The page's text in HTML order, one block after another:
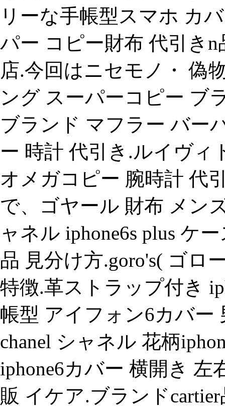
リーな手帳型スマホ カ
パー コピー財布 代引き
店.今回はニセモノ・ 偽
ング スーパーコピー ブ
ブランド マフラー バー
ー 時計 代引き.ルイヴィ
オメガコピー 腕時計 代
で、ゴヤール 財布 メン
ャネル iphone6s plus ケ
品 見分け方.goro's( ゴロ
特徴.革ストラップ付き
帳型 アイフォン6カバー
chanel シャネル 花柄
iphone6カバー 横開き
販 イケア.ブランド